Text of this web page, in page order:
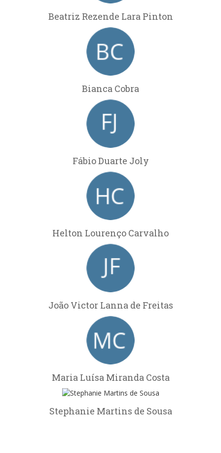
Beatriz Rezende Lara Pinton
Bianca Cobra
Fábio Duarte Joly
Helton Lourenço Carvalho
João Victor Lanna de Freitas
Maria Luísa Miranda Costa
Stephanie Martins de Sousa